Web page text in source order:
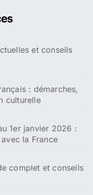
et conseils
: démarches,
culturelle
1er janvier 2026 :
la France
complet et conseils